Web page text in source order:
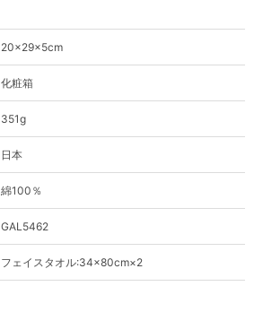
20×29×5cm
化粧箱
351g
日本
綿100％
GAL5462
フェイスタオル:34×80cm×2